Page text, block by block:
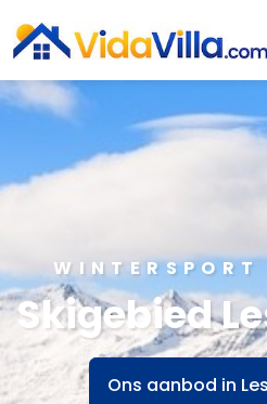
Skigebied
Ons aanbod in